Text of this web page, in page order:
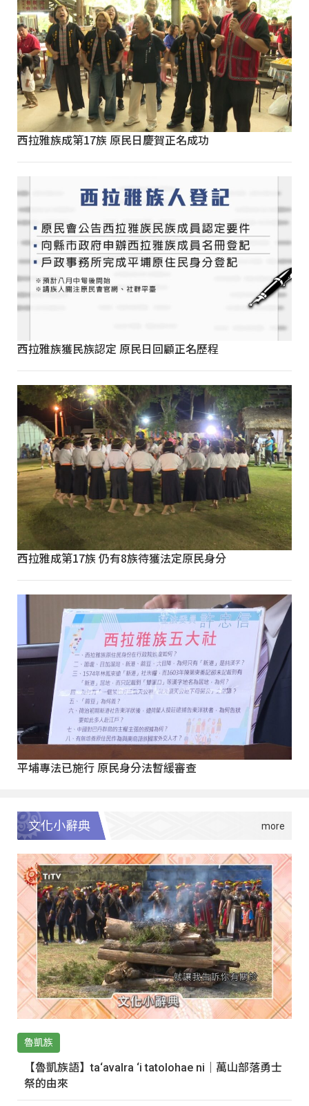
西拉雅族成第17族 原民日慶賀正名成功
西拉雅族獲民族認定 原民日回顧正名歷程
西拉雅成第17族 仍有8族待獲法定原民身分
平埔專法已施行 原民身分法暫緩審查
文化小辭典
魯凱族
【魯凱族語】ta‘avalra ‘i tatolohae ni｜萬山部落勇士
祭的由來